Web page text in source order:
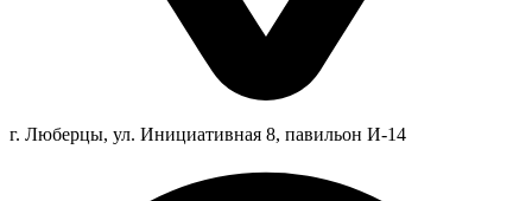
г. Люберцы, ул. Инициативная 8, павильон И-14